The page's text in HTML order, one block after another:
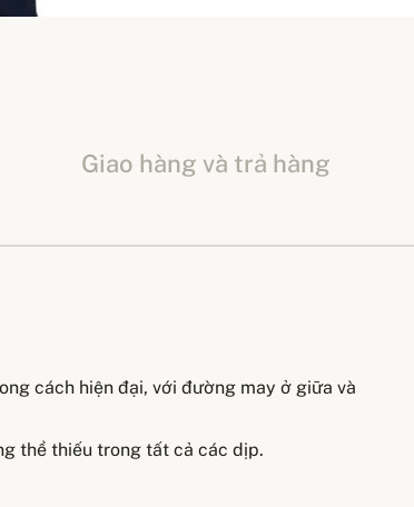
Giao hàng và trả hàng
cách hiện đại, với đường may ở giữa và
thể thiếu trong tất cả các dịp.